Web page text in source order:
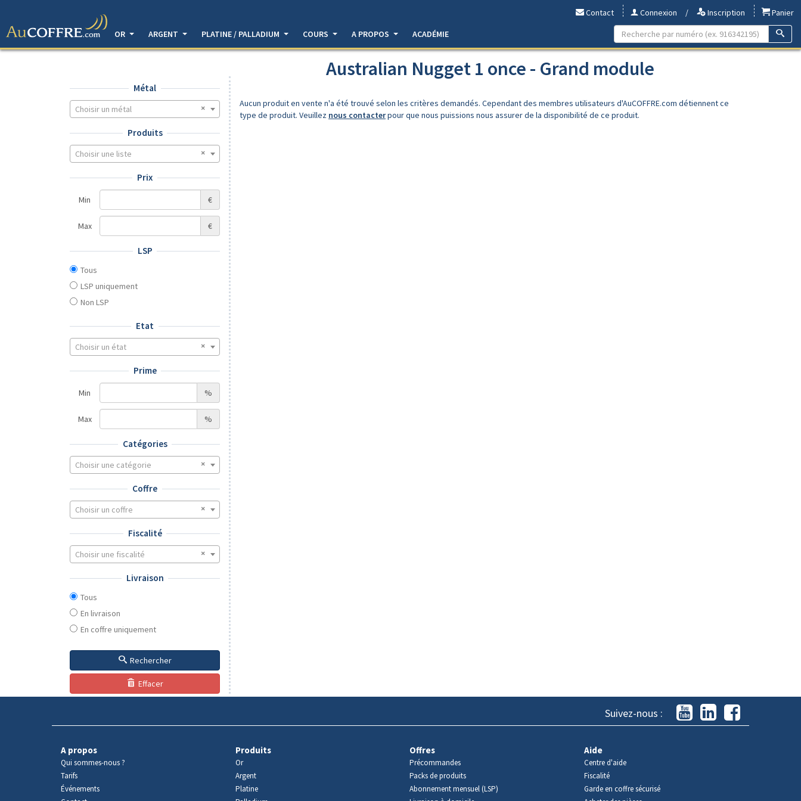
Contact Connexion / Inscription
Panier
OR
ARGENT PLATINE / PALLADIUM COURS A PROPOS ACADÉMIE
Métal
Choisir un métal
Produits
Choisir une liste
Prix
Min €
Max €
LSP
Tous
LSP uniquement
Non LSP
Etat
Choisir un état
Prime
Min %
Max %
Catégories
Choisir une catégorie
Coffre
Choisir un coffre
Fiscalité
Choisir une fiscalité
Livraison
Tous
En livraison
En coffre uniquement
Rechercher
Effacer
Australian Nugget 1 once - Grand module
Aucun produit en vente n'a été trouvé selon les critères demandés. Cependant des membres utilisateurs d'AuCOFFRE.com détiennent ce
type de produit. Veuillez nous contacterpour que nous puissions nous assurer de la disponibilité de ce produit.
Suivez-nous :
A propos
Qui sommes-nous ?
Tarifs
Événements
Produits
Or
Argent
Platine
Offres
Précommandes
Packs de produits
Abonnement mensuel (LSP)
Aide
Centre d'aide
Fiscalité
Garde en coffre sécurisé